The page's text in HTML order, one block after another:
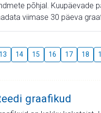
põhjal. Kuupäevade
viimase 30 päeva
13 14 15 16 17 18
graafikud